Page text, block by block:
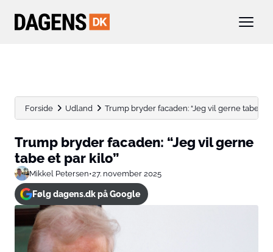
Forside Udland Trump bryder facaden: “Jeg vil gerne tabe et
Trump bryder facaden: “Jeg vil gerne
tabe et par kilo”
Mikkel Petersen•27. november 2025
Følg dagens.dk på Google